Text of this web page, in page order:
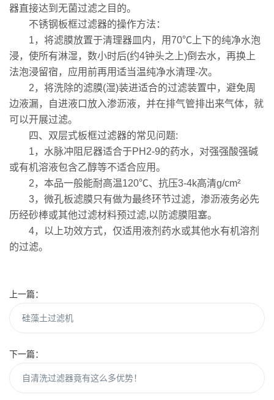
器直接达到无菌过滤之目的。
不锈钢板框过滤器的操作方法：
1，将滤膜放置于清理器皿内，用70℃上下的纯净水泡
浸，使所有淋湿，数小时后(约4钟头之上)倒去水，再换上
法泡浸留宿，应用前再用适当温纯净水清理-次。
2，将洗除的滤膜(湿)装进适合的过滤装置中，避免周
边液漏，自进液口放入渗沥液，并在排气管排出来气体，就
可以开展过滤。
四、双层式板框过滤器的常见问题:
1，水脉冲阻尼器适合于PH2-9的药水，对强强酸强碱
或有机溶液包含乙醇等不适合应用。
2，本品一般能耐高温120℃、抗压3-4k高清g/cm²
3，微孔板滤膜只有做为最终环节过滤，渗沥液务必先
历经砂棒或其他过滤材料预过滤,以防滤膜阻塞。
4，以上功效方式，仅适用液剂药水或其他水有机溶剂
的过滤。
上一篇：
硅藻土过滤机
下一篇：
自清洗过滤器竟有这么多优势！